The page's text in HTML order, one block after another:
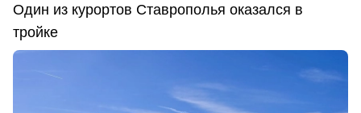
Один из курортов Ставрополья оказался в
тройке